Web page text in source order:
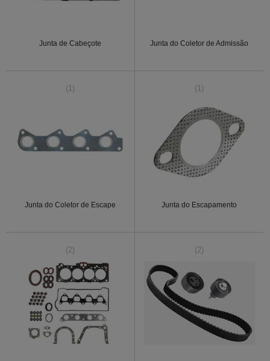
Junta de Cabeçote Junta do Coletor de Admissão
(1)
Junta do Coletor de Escape
(1)
Junta do Escapamento
(2) (2)